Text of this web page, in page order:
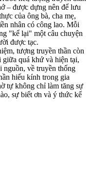
– được dựng nên để lưu
của ông bà, cha mẹ,
nhân có công lao. Mỗi
"kể lại" một câu chuyện
được tạc.
tượng truyền thần còn
quá khứ và hiện tại,
nguồn, về truyền thống
hiếu kính trong gia
tự không chỉ làm tăng sự
sự biết ơn và ý thức kế